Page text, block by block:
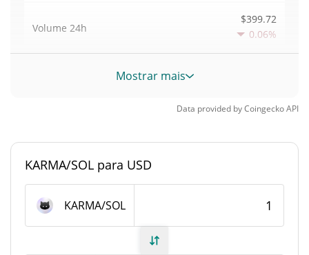
Volume 24h
$399.72
0.06%
Volume / Limite de
Fornecimento de Karma
Fornecimento em
1,000,000,000 KARMA/SOL
Mostrar mais
Data provided byCoingeckoAPI
KARMA/SOL para USD
KARMA/SOL